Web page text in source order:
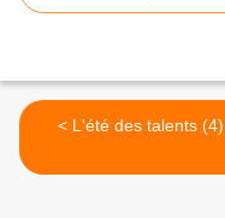
< L'été des talents (4)